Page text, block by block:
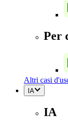
Per
Altri casi
IA
IA